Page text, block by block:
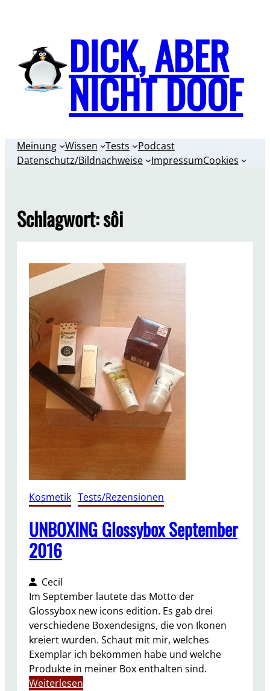
springen
DICK, ABER
NICHT DOOF
Meinung Wissen Tests
Podcast
Datenschutz/Bildnachweise
ImpressumCookies
Schlagwort:sôi
Kosmetik Tests/Rezensionen
UNBOXING Glossybox September
2016
Cecil
Im September lautete das Motto der
Glossybox new icons edition. Es gab drei
verschiedene Boxendesigns, die von Ikonen
kreiert wurden. Schaut mit mir, welches
Exemplar ich bekommen habe und welche
Produkte in meiner Box enthalten sind.
Weiterlesen